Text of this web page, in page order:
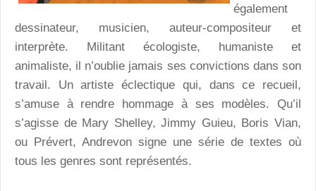
également
dessinateur, musicien, auteur-compositeur et
interprète. Militant écologiste, humaniste et
animaliste, il n’oublie jamais ses convictions dans son
travail. Un artiste éclectique qui, dans ce recueil,
s’amuse à rendre hommage à ses modèles. Qu’il
s’agisse de Mary Shelley, Jimmy Guieu, Boris Vian,
ou Prévert, Andrevon signe une série de textes où
tous les genres sont représentés.